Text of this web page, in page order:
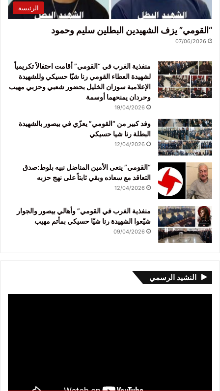
الرئيسة
“القومي” يزف الشهيدين البطلين سليم وحمود
07/06/2026
منفذية الغرب في “القومي” أقامت احتفالاً تكريمياً
لشهيدة العطاء القومي رنا شيّا حسيكي وللشهيدة
الإعلامية سوزان الخليل بحضور شعبي وحزبي مهيب
وحردان يمنحهما أوسمة
19/04/2026
وفد كبير من “القومي” يعزّي في بيصور بالشهيدة
البطلة رنا شيا حسيكي
12/04/2026
“القومي” ينعى الأمين المناضل نبيه بلوط:صدق
التعاقد مع سعاده وبقي ثابتاً على نهج حزبه
12/04/2026
منفذية الغرب في القومي” وأهالي بيصور والجوار
شيّعوا الشهيدة رنا شيّا حسيكي بمأتم مهيب
09/04/2026
النشيد الرسمي